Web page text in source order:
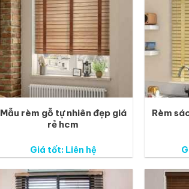
Mẫu rèm gỗ tự nhiên đẹp giá
rẻ hcm
Giá tốt: Liên hệ
Rèm